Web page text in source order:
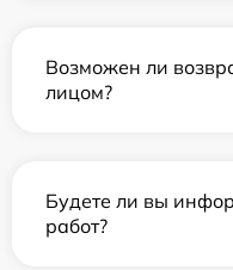
Возможен ли
лицом?
Будете ли вы
работ?